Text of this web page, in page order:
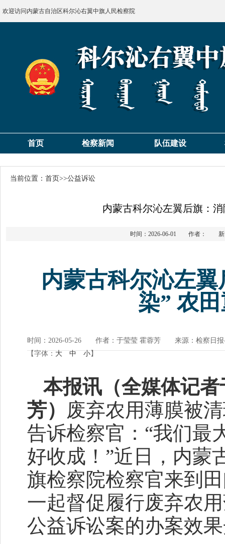
欢迎访问内蒙古自治区科尔沁右翼中旗人民检察院
首页 检察新闻 队伍建设
当前位置： 首页>>公益诉讼
内蒙古科尔沁左翼后旗：
时间：2026-06-01 作者：
内蒙古科尔沁左
染” 农
时间：2026-05-26 作者：于莹莹 霍蓉芳 来源：检察日报-
【字体： 大 中 小】
本报讯（全媒体记
芳） 废弃农用薄膜被
告诉检察官：“我们最
好收成！”近日，内蒙
旗检察院检察官来到
一起督促履行废弃农
公益诉讼案的办案效